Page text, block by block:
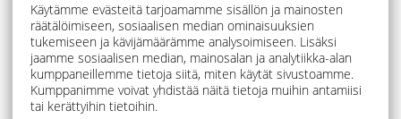
Käytämme evästeitä tarjoamamme sisällön ja mainosten
räätälöimiseen, sosiaalisen median ominaisuuksien
tukemiseen ja kävijämäärämme analysoimiseen. Lisäksi
jaamme sosiaalisen median, mainosalan ja analytiikka-alan
kumppaneillemme tietoja siitä, miten käytät sivustoamme.
Kumppanimme voivat yhdistää näitä tietoja muihin antamiisi
tai kerättyihin tietoihin.
9,20 €
VALITSE VAIHTOEHDOISTA
9,20 €
VALITSE VAIHTOEHDOISTA